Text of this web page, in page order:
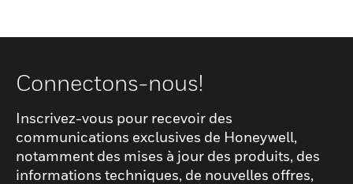
Connectons-nous!
Inscrivez-vous pour recevoir des
communications exclusives de Honeywell,
notamment des mises à jour des produits, des
informations techniques, de nouvelles offres,